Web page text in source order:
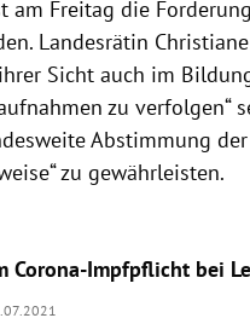
am Freitag die
Landesrätin
Sicht auch im
zu verfolgen“
Abstimmung
zu gewährleisten.
Corona-Impfpflicht bei